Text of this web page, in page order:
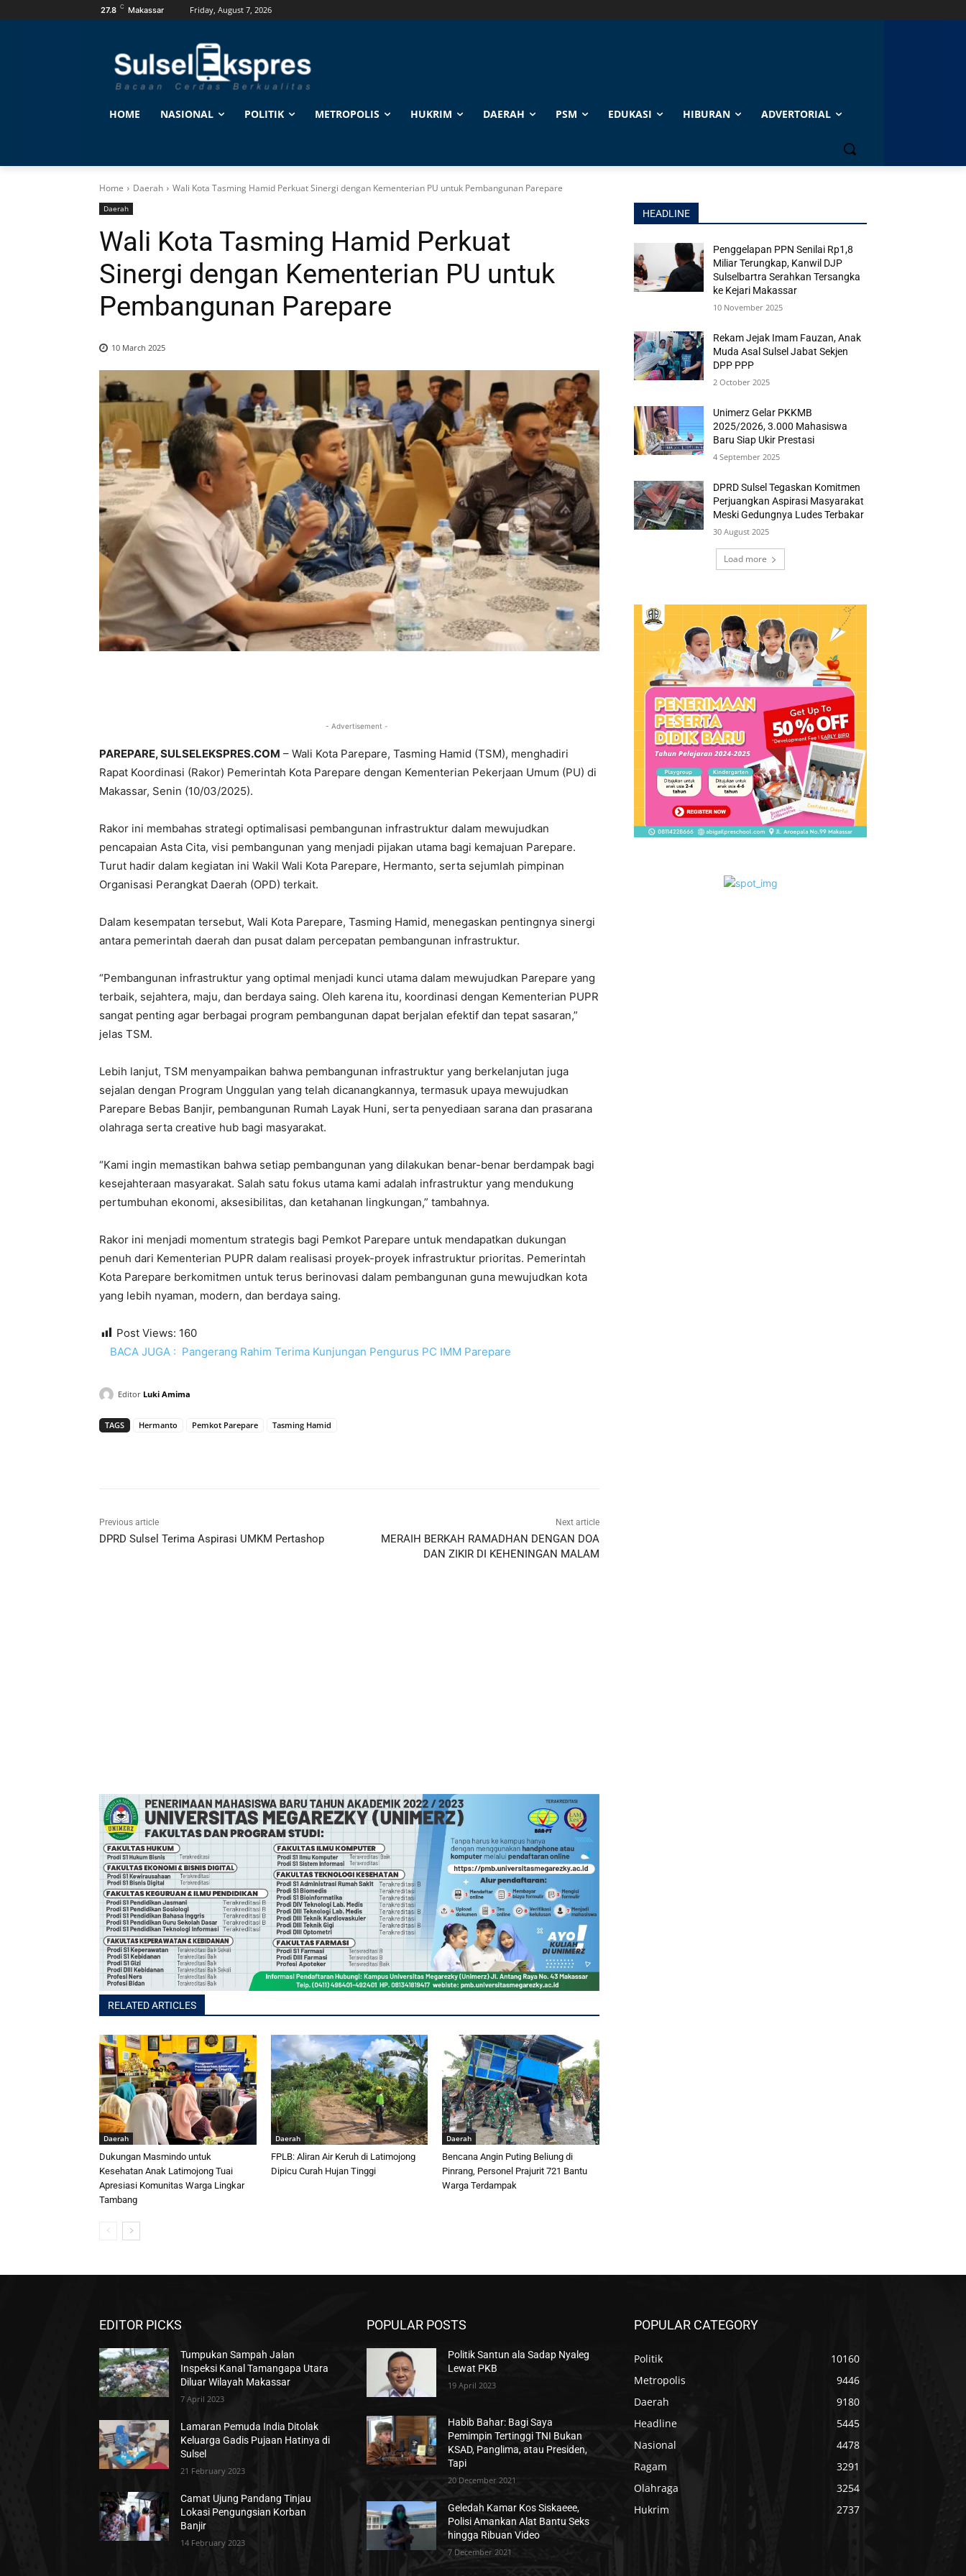
27.8 C Makassar Friday, August 7, 2026
HOME NASIONAL POLITIK METROPOLIS HUKRIM DAERAH PSM EDUKASI HIBURAN ADVERTORIAL
Home Daerah Wali Kota Tasming Hamid Perkuat Sinergi dengan Kementerian PU untuk Pembangunan Parepare
Daerah
Wali Kota Tasming Hamid Perkuat
Sinergi dengan Kementerian PU untuk
Pembangunan Parepare
10 March 2025
- Advertisement -
PAREPARE, SULSELEKSPRES.COM – Wali Kota Parepare, Tasming Hamid (TSM), menghadiri
Rapat Koordinasi (Rakor) Pemerintah Kota Parepare dengan Kementerian Pekerjaan Umum (PU) di
Makassar, Senin (10/03/2025).
Rakor ini membahas strategi optimalisasi pembangunan infrastruktur dalam mewujudkan
pencapaian Asta Cita, visi pembangunan yang menjadi pijakan utama bagi kemajuan Parepare.
Turut hadir dalam kegiatan ini Wakil Wali Kota Parepare, Hermanto, serta sejumlah pimpinan
Organisasi Perangkat Daerah (OPD) terkait.
Dalam kesempatan tersebut, Wali Kota Parepare, Tasming Hamid, menegaskan pentingnya sinergi
antara pemerintah daerah dan pusat dalam percepatan pembangunan infrastruktur.
“Pembangunan infrastruktur yang optimal menjadi kunci utama dalam mewujudkan Parepare yang
terbaik, sejahtera, maju, dan berdaya saing. Oleh karena itu, koordinasi dengan Kementerian PUPR
sangat penting agar berbagai program pembangunan dapat berjalan efektif dan tepat sasaran,”
jelas TSM.
Lebih lanjut, TSM menyampaikan bahwa pembangunan infrastruktur yang berkelanjutan juga
sejalan dengan Program Unggulan yang telah dicanangkannya, termasuk upaya mewujudkan
Parepare Bebas Banjir, pembangunan Rumah Layak Huni, serta penyediaan sarana dan prasarana
olahraga serta creative hub bagi masyarakat.
“Kami ingin memastikan bahwa setiap pembangunan yang dilakukan benar-benar berdampak bagi
kesejahteraan masyarakat. Salah satu fokus utama kami adalah infrastruktur yang mendukung
pertumbuhan ekonomi, aksesibilitas, dan ketahanan lingkungan,” tambahnya.
Rakor ini menjadi momentum strategis bagi Pemkot Parepare untuk mendapatkan dukungan
penuh dari Kementerian PUPR dalam realisasi proyek-proyek infrastruktur prioritas. Pemerintah
Kota Parepare berkomitmen untuk terus berinovasi dalam pembangunan guna mewujudkan kota
yang lebih nyaman, modern, dan berdaya saing.
Post Views: 160
BACA JUGA : Pangerang Rahim Terima Kunjungan Pengurus PC IMM Parepare
Editor Luki Amima
TAGS Hermanto Pemkot Parepare Tasming Hamid
Previous article
DPRD Sulsel Terima Aspirasi UMKM Pertashop
Next article
MERAIH BERKAH RAMADHAN DENGAN DOA
DAN ZIKIR DI KEHENINGAN MALAM
RELATED ARTICLES
Daerah
Dukungan Masmindo untuk
Kesehatan Anak Latimojong Tuai
Apresiasi Komunitas Warga Lingkar
Tambang
Daerah
FPLB: Aliran Air Keruh di Latimojong
Dipicu Curah Hujan Tinggi
Daerah
Bencana Angin Puting Beliung di
Pinrang, Personel Prajurit 721 Bantu
Warga Terdampak
HEADLINE
Penggelapan PPN Senilai Rp1,8
Miliar Terungkap, Kanwil DJP
Sulselbartra Serahkan Tersangka
ke Kejari Makassar
10 November 2025
Rekam Jejak Imam Fauzan, Anak
Muda Asal Sulsel Jabat Sekjen
DPP PPP
2 October 2025
Unimerz Gelar PKKMB
2025/2026, 3.000 Mahasiswa
Baru Siap Ukir Prestasi
4 September 2025
DPRD Sulsel Tegaskan Komitmen
Perjuangkan Aspirasi Masyarakat
Meski Gedungnya Ludes Terbakar
30 August 2025
Load more
EDITOR PICKS
Tumpukan Sampah Jalan
Inspeksi Kanal Tamangapa Utara
Diluar Wilayah Makassar
7 April 2023
Lamaran Pemuda India Ditolak
Keluarga Gadis Pujaan Hatinya di
Sulsel
21 February 2023
Camat Ujung Pandang Tinjau
Lokasi Pengungsian Korban
Banjir
14 February 2023
POPULAR POSTS
Politik Santun ala Sadap Nyaleg
Lewat PKB
19 April 2023
Habib Bahar: Bagi Saya
Pemimpin Tertinggi TNI Bukan
KSAD, Panglima, atau Presiden,
Tapi
20 December 2021
Geledah Kamar Kos Siskaeee,
Polisi Amankan Alat Bantu Seks
hingga Ribuan Video
7 December 2021
POPULAR CATEGORY
Politik
10160
Metropolis
9446
Daerah
9180
Headline
5445
Nasional
4478
Ragam
3291
Olahraga
3254
Hukrim
2737